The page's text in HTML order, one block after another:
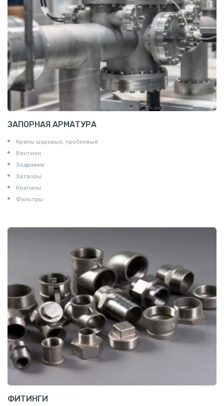
Пруток квадратный алюминиевый
Полоса алюминиевая
Пруток шестигранный алюминиевый
ЗАПОРНАЯ АРМАТУРА
Краны шаровые, пробковые
Вентили
Задвижки
Затворы
Клапаны
Фильтры
ФИТИНГИ